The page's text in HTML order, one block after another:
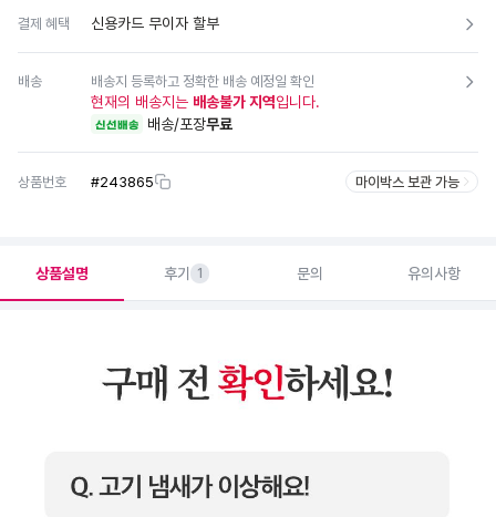
결제 혜택 신용카드 무이자 할부
배송 배송지 등록하고 정확한 배송 예정일 확인
현재의 배송지는 배송불가 지역입니다.
신선배송 배송/포장무료
상품번호 #243865 마이박스 보관 가능
상품설명 후기 1 문의 유의사항